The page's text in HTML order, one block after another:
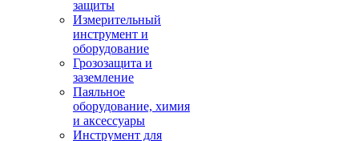
защиты
Измерительный
инструмент и
оборудование
Грозозащита и
заземление
Паяльное
оборудование, химия
и аксессуары
Инструмент для